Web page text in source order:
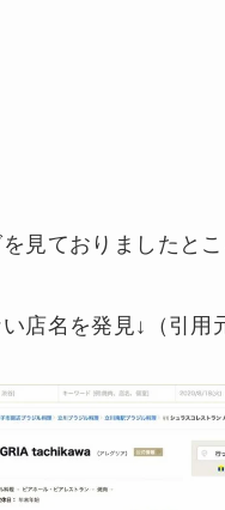
見ておりましたとこ
店名を発見↓（引用